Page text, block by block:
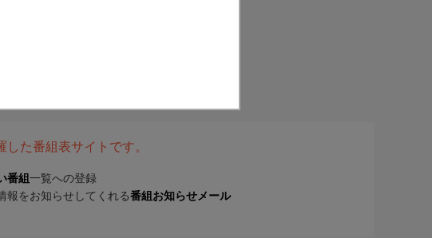
た番組表サイトです。
番組 一覧への登録
報をお知らせしてくれる番組お知らせメール